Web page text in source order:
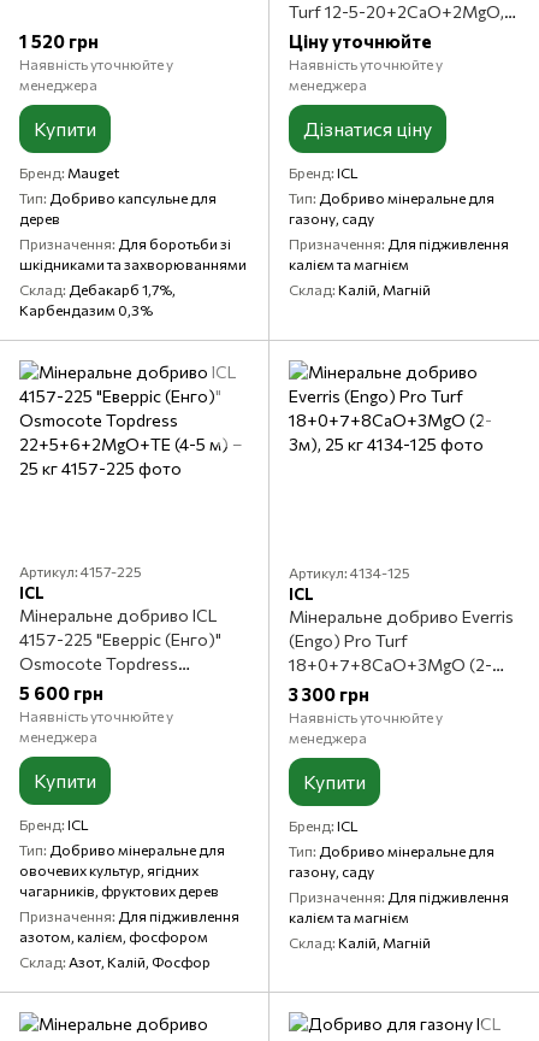
1 520 грн
Наявність уточнюйте у
менеджера
Купити
Бренд Mauget
Тип Добриво капсульне для
дерев
Призначення Для боротьби зі
шкідниками та захворюваннями
Склад Дебакарб 1,7%,
Карбендазим 0,3%
Turf 12-5-20+2CaO+2MgO,
25 кг
Ціну уточнюйте
Наявність уточнюйте у
менеджера
Дізнатися ціну
Бренд ICL
Тип Добриво мінеральне для
газону, саду
Призначення Для підживлення
калієм та магнієм
Склад Калій, Магній
Артикул: 4157-225
ICL
Мінеральне добриво ICL
4157-225 "Еверріс (Енго)"
Osmocote Topdress
22+5+6+2MgO+TE (4-5 м) –
25 кг
5 600 грн
Наявність уточнюйте у
менеджера
Купити
Бренд ICL
Тип Добриво мінеральне для
овочевих культур, ягідних
чагарників, фруктових дерев
Призначення Для підживлення
азотом, калієм, фосфором
Склад Азот, Калій, Фосфор
Артикул: 4134-125
ICL
Мінеральне добриво Everris
(Engo) Pro Turf
18+0+7+8CaO+3MgO (2-
3м), 25 кг
3 300 грн
Наявність уточнюйте у
менеджера
Купити
Бренд ICL
Тип Добриво мінеральне для
газону, саду
Призначення Для підживлення
калієм та магнієм
Склад Калій, Магній